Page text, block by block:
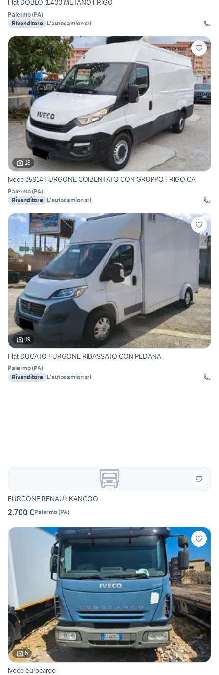
Fiat DOBLO' 1.400 METANO FRIGO
Palermo(PA)
Rivenditore L'autocamion srl
18
Iveco 35S14 FURGONE COIBENTATO CON GRUPPO FRIGO CA
Palermo(PA)
Rivenditore L'autocamion srl
19
Fiat DUCATO FURGONE RIBASSATO CON PEDANA
Palermo(PA)
Rivenditore L'autocamion srl
FURGONE RENAUlt KANGOO
2.700 €Palermo(PA)
6
iveco eurocargo